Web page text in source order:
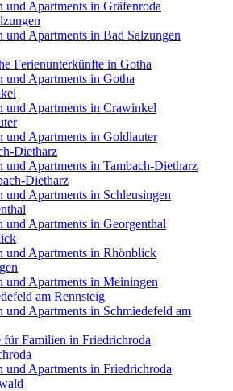
und Apartments in Gräfenroda
und Apartments in Bad Salzungen
Ferienunterkünfte in Gotha
und Apartments in Gotha
und Apartments in Crawinkel
und Apartments in Goldlauter
Dietharz
und Apartments in Tambach-Dietharz
Dietharz
und Apartments in Schleusingen
und Apartments in Georgenthal
und Apartments in Rhönblick
und Apartments in Meiningen
am Rennsteig
und Apartments in Schmiedefeld am
für Familien in Friedrichroda
und Apartments in Friedrichroda